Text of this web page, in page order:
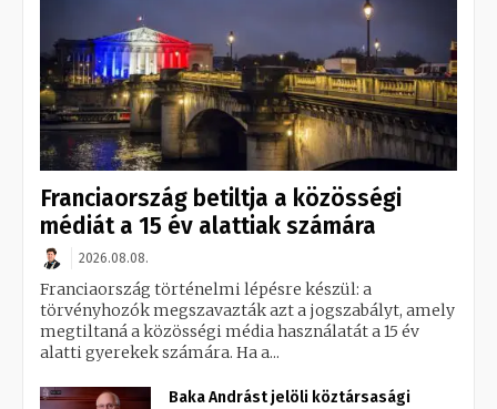
Franciaország betiltja a közösségi
médiát a 15 év alattiak számára
2026.08.08.
Franciaország történelmi lépésre készül: a
törvényhozók megszavazták azt a jogszabályt, amely
megtiltaná a közösségi média használatát a 15 év
alatti gyerekek számára. Ha a...
Baka Andrást jelöli köztársasági